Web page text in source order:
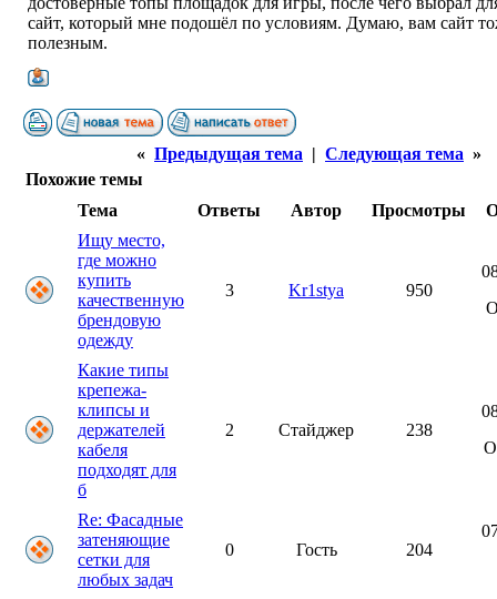
сайт, который мне подошёл по условиям. Думаю, вам сайт
полезным.
« Предыдущая тема | Следующая тема »
Похожие темы
Тема
Ответы Автор Просмотры
Ищу место,
где можно
купить
качественную
брендовую
одежду
3 Kr1stya 950
Какие типы
крепежа-
клипсы и
держателей
кабеля
подходят для
б
2 Стайджер 238
Re: Фасадные
затеняющие
сетки для
любых задач
0 Гость 204